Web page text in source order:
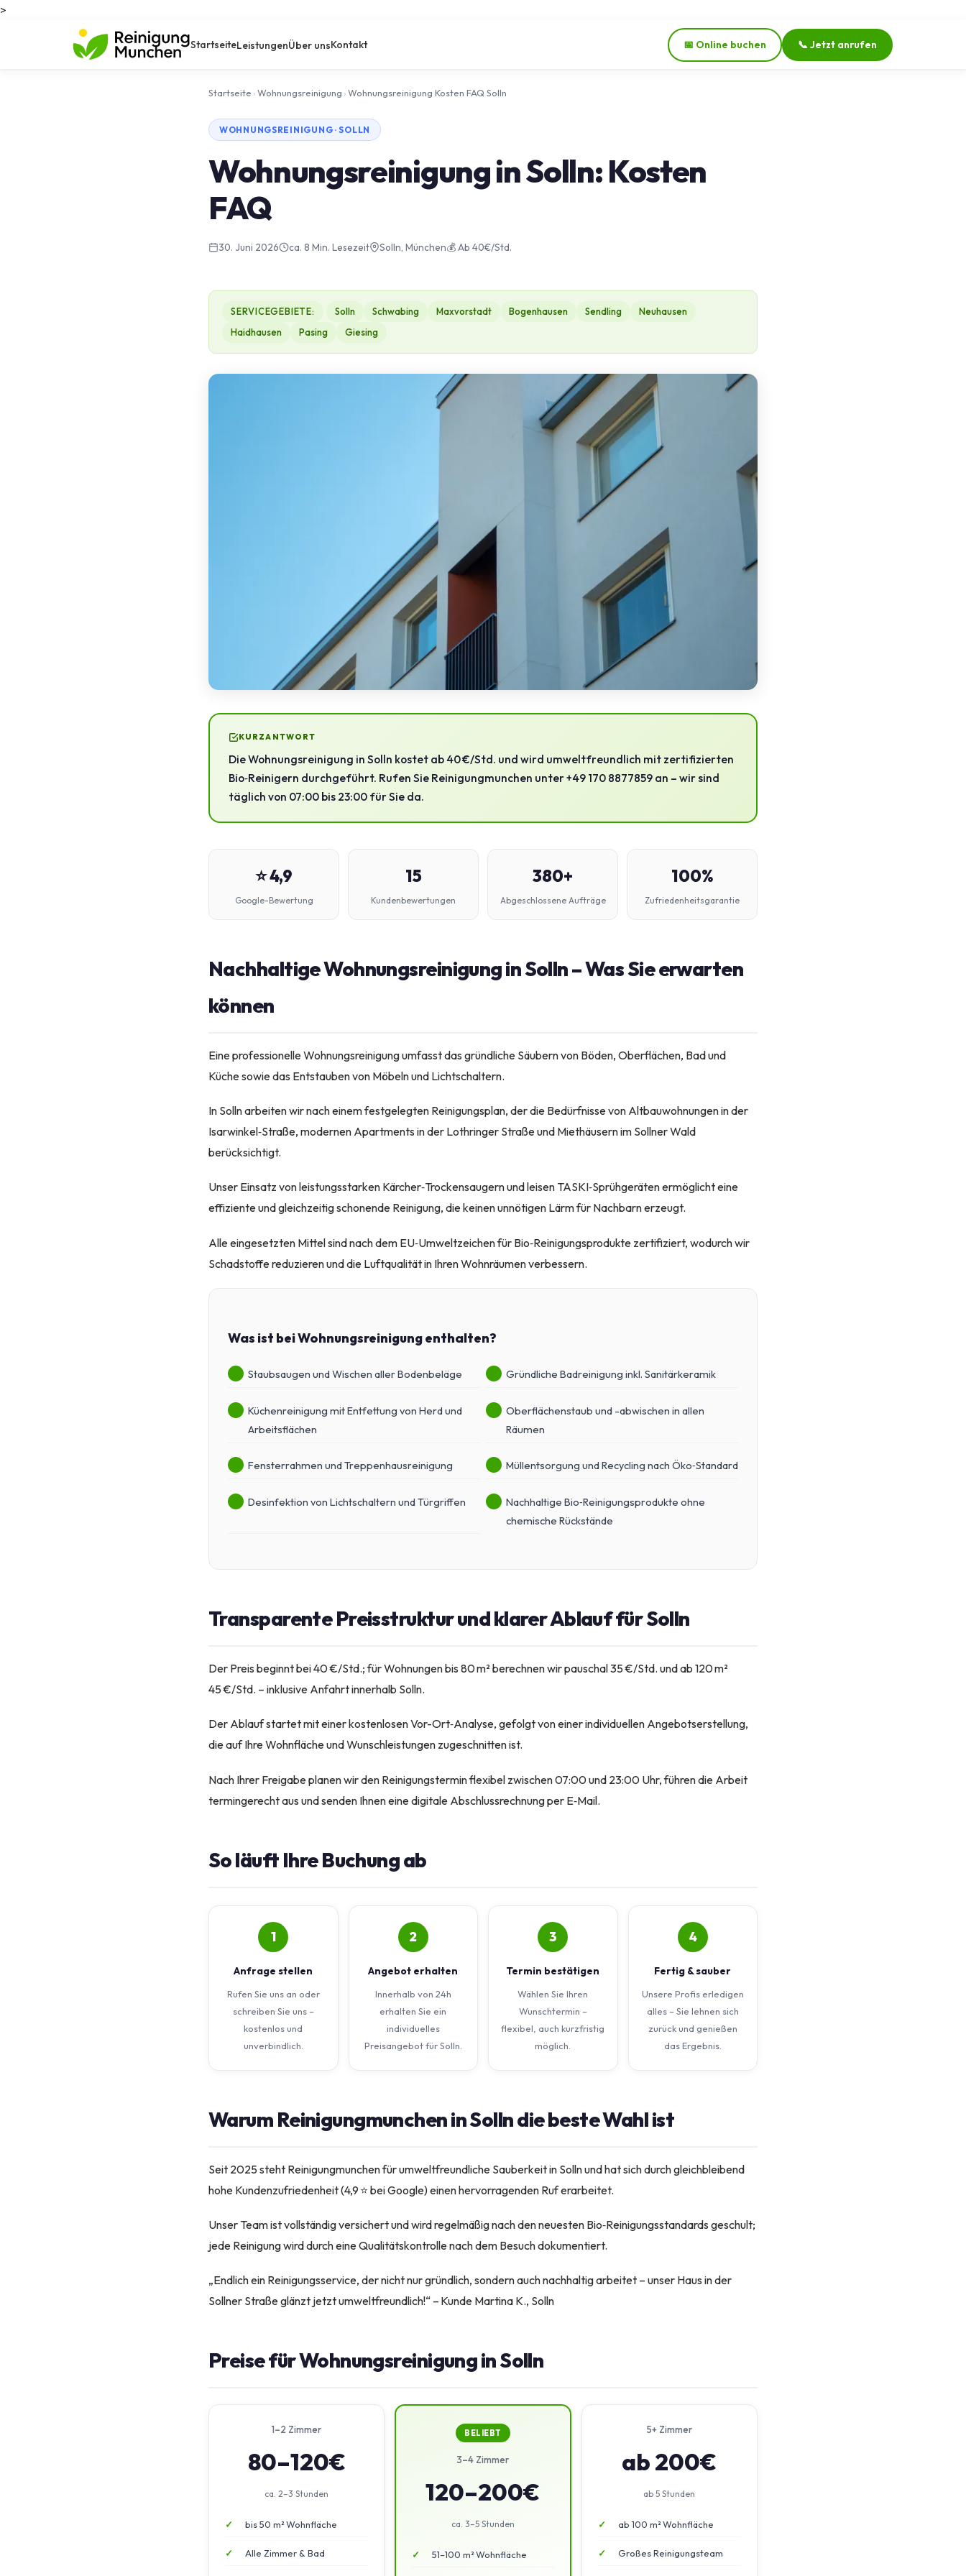
>
StartseiteLeistungenÜber unsKontakt 📅 Online buchen 📞 Jetzt anrufen
Startseite ›Wohnungsreinigung ›Wohnungsreinigung Kosten FAQ Solln
WOHNUNGSREINIGUNG · SOLLN
Wohnungsreinigung in Solln: Kosten
FAQ
30. Juni 2026 ca. 8 Min. Lesezeit Solln, München💰 Ab 40€/Std.
SERVICEGEBIETE: Solln Schwabing Maxvorstadt Bogenhausen Sendling
Neuhausen
Haidhausen
Pasing Giesing
KURZANTWORT
Die Wohnungsreinigung in Solln kostet ab 40 €/Std. und wird umweltfreundlich mit zertifizierten
Bio‑Reinigern durchgeführt. Rufen Sie Reinigungmunchen unter +49 170 8877859 an – wir sind
täglich von 07:00 bis 23:00 für Sie da.
⭐ 4,9
Google-Bewertung
15
Kundenbewertungen
380+
Abgeschlossene Aufträge
100%
Zufriedenheitsgarantie
Nachhaltige Wohnungsreinigung in Solln – Was Sie erwarten
können
Eine professionelle Wohnungsreinigung umfasst das gründliche Säubern von Böden, Oberflächen, Bad und
Küche sowie das Entstauben von Möbeln und Lichtschaltern.
In Solln arbeiten wir nach einem festgelegten Reinigungsplan, der die Bedürfnisse von Altbauwohnungen in der
Isarwinkel‑Straße, modernen Apartments in der Lothringer Straße und Miethäusern im Sollner Wald
berücksichtigt.
Unser Einsatz von leistungsstarken Kärcher‑Trockensaugern und leisen TASKI‑Sprühgeräten ermöglicht eine
effiziente und gleichzeitig schonende Reinigung, die keinen unnötigen Lärm für Nachbarn erzeugt.
Alle eingesetzten Mittel sind nach dem EU‑Umweltzeichen für Bio‑Reinigungsprodukte zertifiziert, wodurch wir
Schadstoffe reduzieren und die Luftqualität in Ihren Wohnräumen verbessern.
Was ist bei Wohnungsreinigung enthalten?
Staubsaugen und Wischen aller Bodenbeläge Gründliche Badreinigung inkl. Sanitärkeramik
Küchenreinigung mit Entfettung von Herd und
Arbeitsflächen
Oberflächenstaub und -abwischen in allen
Räumen
Fensterrahmen und Treppenhausreinigung Müllentsorgung und Recycling nach Öko‑Standard
Desinfektion von Lichtschaltern und Türgriffen
Nachhaltige Bio‑Reinigungsprodukte ohne
chemische Rückstände
Transparente Preisstruktur und klarer Ablauf für Solln
Der Preis beginnt bei 40 €/Std.; für Wohnungen bis 80 m² berechnen wir pauschal 35 €/Std. und ab 120 m²
45 €/Std. – inklusive Anfahrt innerhalb Solln.
Der Ablauf startet mit einer kostenlosen Vor-Ort‑Analyse, gefolgt von einer individuellen Angebotserstellung,
die auf Ihre Wohnfläche und Wunschleistungen zugeschnitten ist.
Nach Ihrer Freigabe planen wir den Reinigungstermin flexibel zwischen 07:00 und 23:00 Uhr, führen die Arbeit
termingerecht aus und senden Ihnen eine digitale Abschlussrechnung per E‑Mail.
So läuft Ihre Buchung ab
1
Anfrage stellen
Rufen Sie uns an oder
schreiben Sie uns –
kostenlos und
unverbindlich.
2
Angebot erhalten
Innerhalb von 24h
erhalten Sie ein
individuelles
Preisangebot für Solln.
3
Termin bestätigen
Wählen Sie Ihren
Wunschtermin –
flexibel, auch kurzfristig
möglich.
4
Fertig & sauber
Unsere Profis erledigen
alles – Sie lehnen sich
zurück und genießen
das Ergebnis.
Warum Reinigungmunchen in Solln die beste Wahl ist
Seit 2025 steht Reinigungmunchen für umweltfreundliche Sauberkeit in Solln und hat sich durch gleichbleibend
hohe Kundenzufriedenheit (4,9 ⭐ bei Google) einen hervorragenden Ruf erarbeitet.
Unser Team ist vollständig versichert und wird regelmäßig nach den neuesten Bio‑Reinigungsstandards geschult;
jede Reinigung wird durch eine Qualitätskontrolle nach dem Besuch dokumentiert.
„Endlich ein Reinigungsservice, der nicht nur gründlich, sondern auch nachhaltig arbeitet – unser Haus in der
Sollner Straße glänzt jetzt umweltfreundlich!“ – Kunde Martina K., Solln
Preise für Wohnungsreinigung in Solln
1–2 Zimmer
80–120€
ca. 2–3 Stunden
bis 50 m² Wohnfläche
Alle Zimmer & Bad
BELIEBT
3–4 Zimmer
120–200€
ca. 3–5 Stunden
51–100 m² Wohnfläche
5+ Zimmer
ab 200€
ab 5 Stunden
ab 100 m² Wohnfläche
Großes Reinigungsteam